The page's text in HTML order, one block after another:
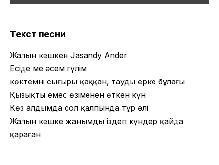
Текст песни
Жалын кешкен Jasandy Ander
Есіңде ме әсем гүлім
көктемнің сыңғыры қаққан, таудың ерке бұлағы
Қызықты емес өзіңменен өткен күн
Көз алдымда сол қалпында тұр әлі
Жалын кешке жанымды іздеп күндер қайда
қараған